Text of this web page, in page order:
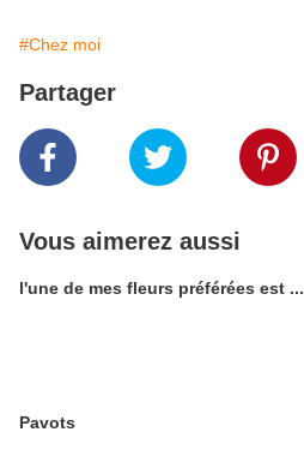
#Chez moi
Partager
Vous aimerez aussi
l'une de mes fleurs préférées est ...
Pavots